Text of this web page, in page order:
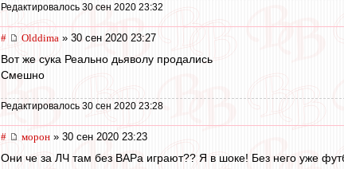
Редактировалось 30 сен 2020 23:32
# Olddima » 30 сен 2020 23:27
Вот же сука Реально дьяволу продались
Смешно
Редактировалось 30 сен 2020 23:28
# морон » 30 сен 2020 23:23
Они че за ЛЧ там без ВАРа играют?? Я в шоке! Без него уже